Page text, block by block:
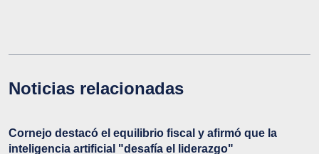
Noticias relacionadas
Cornejo destacó el equilibrio fiscal y afirmó que la
inteligencia artificial "desafía el liderazgo"